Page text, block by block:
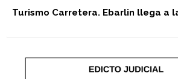
Turismo Carretera. Ebarlin llega a